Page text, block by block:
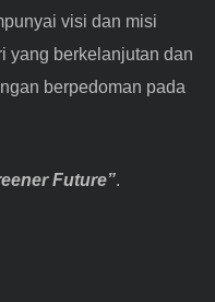
visi dan misi
yang berkelanjutan dan
berpedoman pada
Future”.